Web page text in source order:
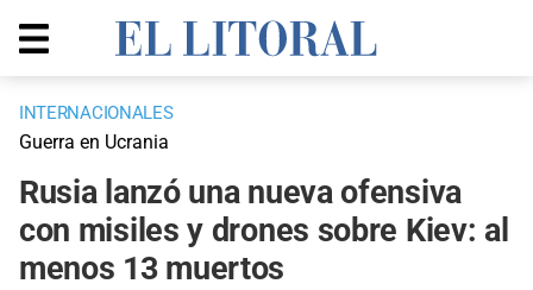
INTERNACIONALES
Guerra en Ucrania
Rusia lanzó una nueva ofensiva
con misiles y drones sobre Kiev: al
menos 13 muertos